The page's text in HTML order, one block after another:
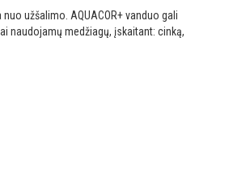
užšalimo. AQUACOR+ vanduo gali
naudojamų medžiagų, įskaitant: cinką,